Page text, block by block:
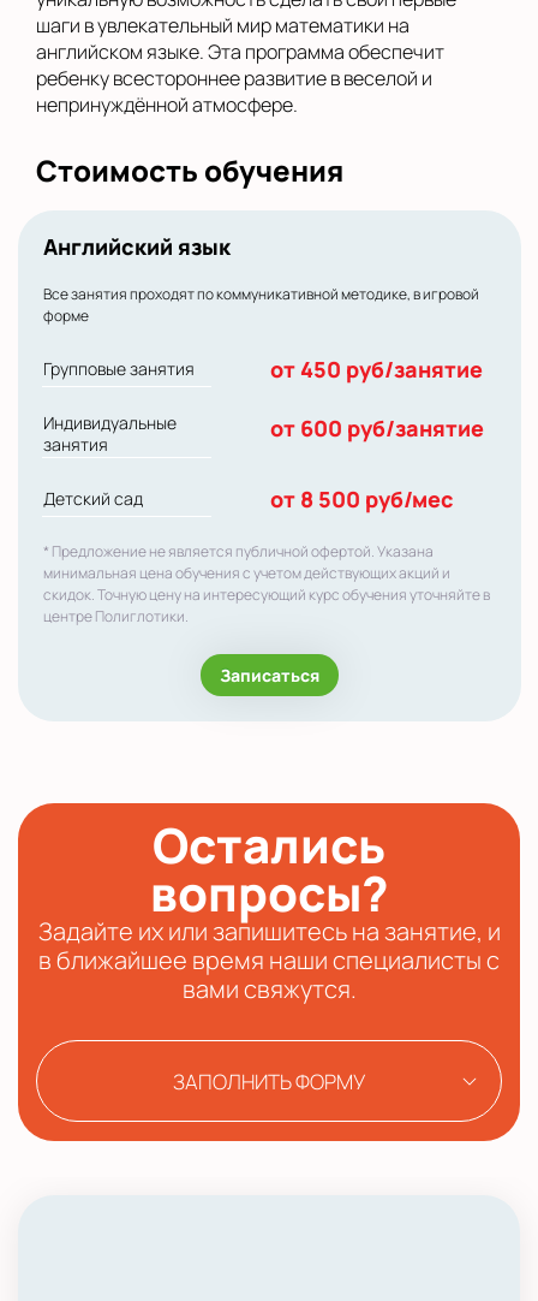
шаги в увлекательный мир математики на
английском языке. Эта программа обеспечит
ребенку всестороннее развитие в веселой и
непринуждённой атмосфере.
Стоимость обучения
Английский язык
Все занятия проходят по коммуникативной методике, в игровой
форме
Групповые занятия от 450 руб/занятие
Индивидуальные
занятия
от 600 руб/занятие
Детский сад от 8 500 руб/мес
* Предложение не является публичной офертой. Указана
минимальная цена обучения с учетом действующих акций и
скидок. Точную цену на интересующий курс обучения уточняйте в
центре Полиглотики.
Записаться
Остались
вопросы?
Задайте их или запишитесь на занятие, и
в ближайшее время наши специалисты с
вами свяжутся.
ЗАПОЛНИТЬ ФОРМУ